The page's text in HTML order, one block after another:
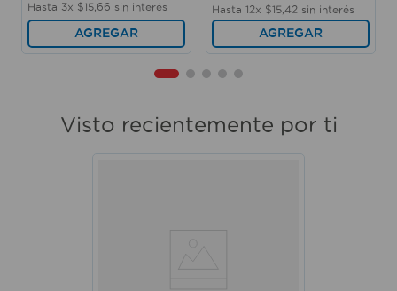
Hasta 3x $15 66 sin interés
AGREGAR
Hasta 12x $15 42 sin interés
AGREGAR
Visto recientemente por ti